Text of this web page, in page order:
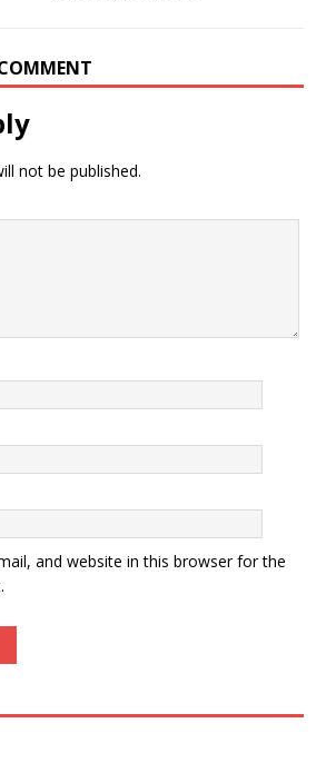
not be published.
and website in this browser for the